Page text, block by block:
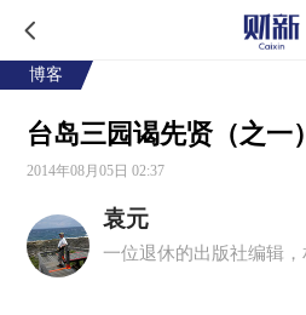
博客
台岛三园谒先贤（之一）
2014年08月05日 02:37
袁元